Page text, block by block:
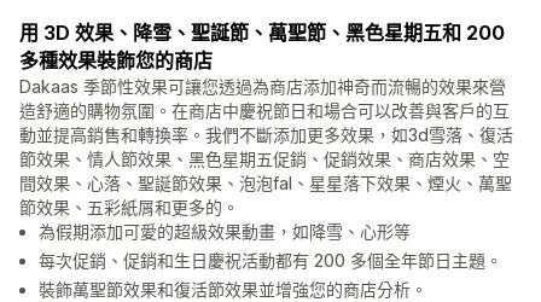
用 3D 效果、降雪、聖誕節、萬聖節、黑色星期五和 200
多種效果裝飾您的商店
Dakaas 季節性效果可讓您透過為商店添加神奇而流暢的效果來營
造舒適的購物氛圍。在商店中慶祝節日和場合可以改善與客戶的互
動並提高銷售和轉換率。我們不斷添加更多效果，如3d雪落、復活
節效果、情人節效果、黑色星期五促銷、促銷效果、商店效果、空
間效果、心落、聖誕節效果、泡泡fal、星星落下效果、煙火、萬聖
節效果、五彩紙屑和更多的。
為假期添加可愛的超級效果動畫，如降雪、心形等
每次促銷、促銷和生日慶祝活動都有 200 多個全年節日主題。
裝飾萬聖節效果和復活節效果並增強您的商店分析。